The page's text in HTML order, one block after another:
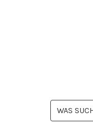
WAS
SUCHST